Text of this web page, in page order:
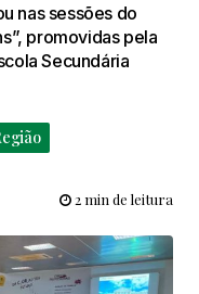
nas sessões do
promovidas pela
Secundária
2 min de leitura